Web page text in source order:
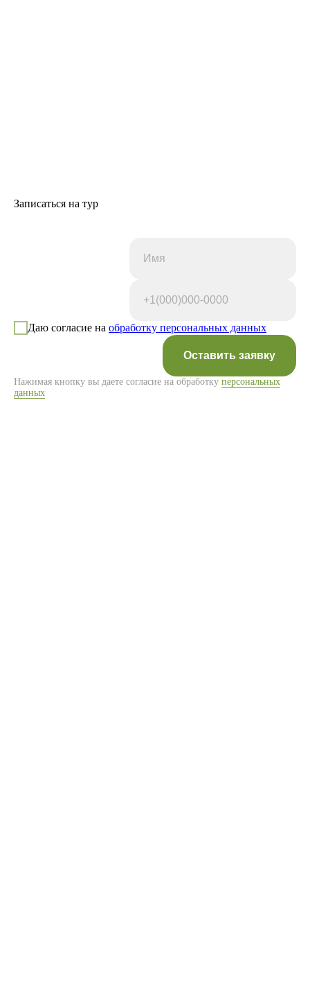
Записаться на тур
Даю согласие на обработку персональных данных
Оставить заявку
Нажимая кнопку вы даете согласие на обработку персональных
данных